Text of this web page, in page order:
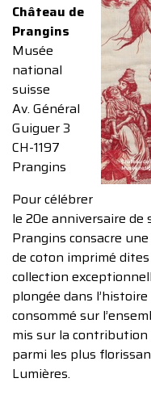
Château de
Prangins
Musée
national
suisse
Av. Général
Guiguer 3
CH-1197
Prangins
Pour célébrer
le 20e anniversaire de
Prangins consacre
de coton imprimé
collection
plongée dans
consommé sur
mis sur la
parmi les plus
Lumières.